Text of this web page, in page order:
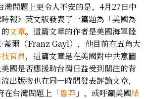
灣問題上更令人不安的是，4月27日中
報》英文版發表了一篇題為「美國為
文章。這篇文章的作者是美國海軍陸
蓋爾（Franz Gayl），他目前在五角大
官員，這篇文章是在美國對中共意圖
國是否應援助台灣日益受到關注的背
出版物也在同一時間發表評論文章，
在台灣問題上「魯莽 」，或呼籲美國結